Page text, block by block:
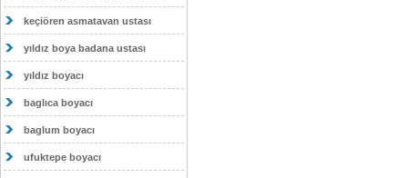
keçiören asmatavan ustası
yıldız boya badana ustası
yıldız boyacı
baglıca boyacı
baglum boyacı
ufuktepe boyacı